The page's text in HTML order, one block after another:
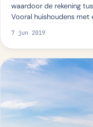
waardoor de rekening
Vooral huishoudens
7 jun 2019